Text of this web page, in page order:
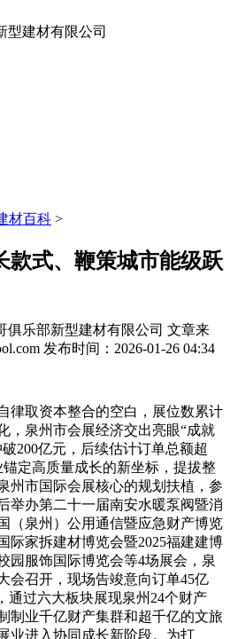
材百科 >
款式、鞭策城市能级跃
俱乐部新型建材有限公司 文章来
发布时间：2026-01-26 04:34
取资本整合的空白，展位数累计
，泉州市会展经济交出亮眼“成就
200亿元，后续估计订单总额超
定高质量成长的新坐标，提拔整
州市国际会展核心的规划扶植，参
举办第二十一届南安水暖泵阀暨消
（泉州）公用通信暨应急财产博览
际家拆建材博览会暨2025福建建博
园服饰国际博览会等4场展会，泉
会召开，现场告竣意向订单45亿
通过六大板块展现泉州24个财产
制业千亿财产集群和超千亿的文旅
业进入协同成长新阶段。为打